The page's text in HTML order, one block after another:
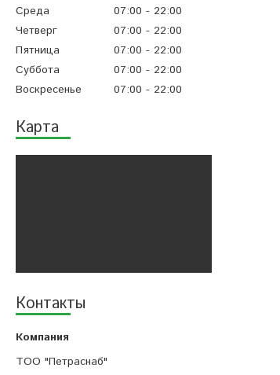
Среда
07:00
22:00
Четверг
07:00
22:00
Пятница
07:00
22:00
Суббота
07:00
22:00
Воскресенье
07:00 22:00
Карта
Контакты
ТОО "Петраснаб"